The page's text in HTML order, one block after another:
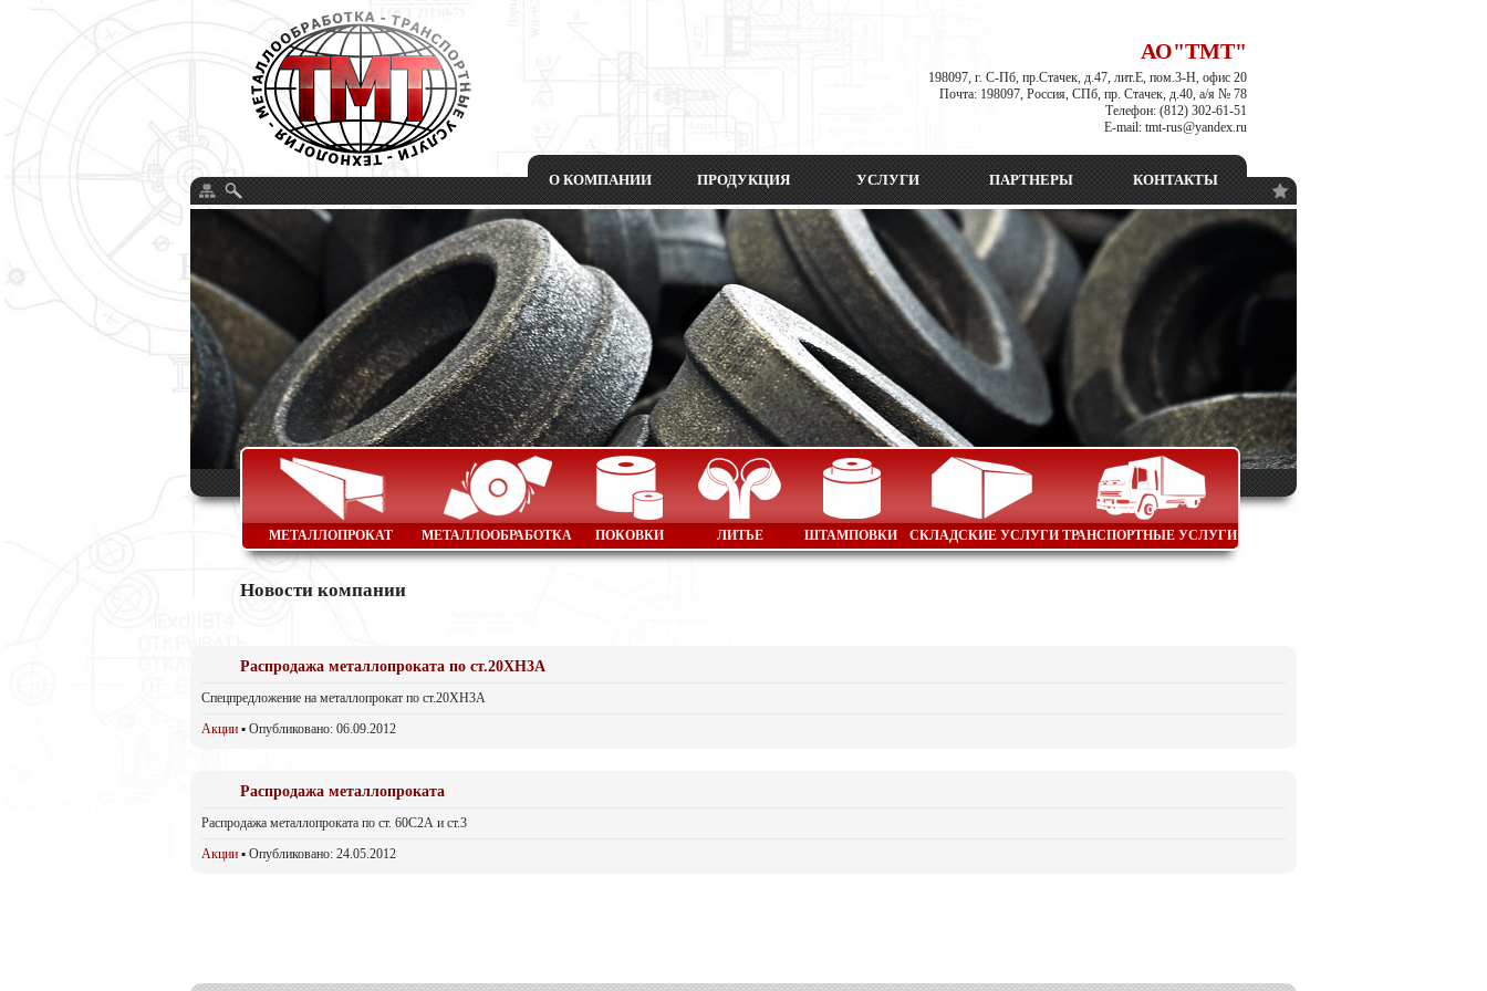
АО"ТМТ"
198097, г. С-Пб, пр.Стачек, д.47, лит.Е, пом.3-Н, офис 20
Почта: 198097, Россия, СПб, пр. Стачек, д.40, а/я № 78
Телефон: (812) 302-61-51
E-mail: tmt-rus@yandex.ru
О КОМПАНИИ ПРОДУКЦИЯ УСЛУГИ ПАРТНЕРЫ КОНТАКТЫ
МЕТАЛЛОПРОКАТ МЕТАЛЛООБРАБОТКА ПОКОВКИ ЛИТЬЕ ШТАМПОВКИ СКЛАДСКИЕ УСЛУГИ ТРАНСПОРТНЫЕ УСЛУГИ
Новости компании
Распродажа металлопроката по ст.20ХН3А
Спецпредложение на металлопрокат по ст.20ХН3А
Акции ▪ Опубликовано: 06.09.2012
Распродажа металлопроката
Распродажа металлопроката по ст. 60С2А и ст.3
Акции ▪ Опубликовано: 24.05.2012